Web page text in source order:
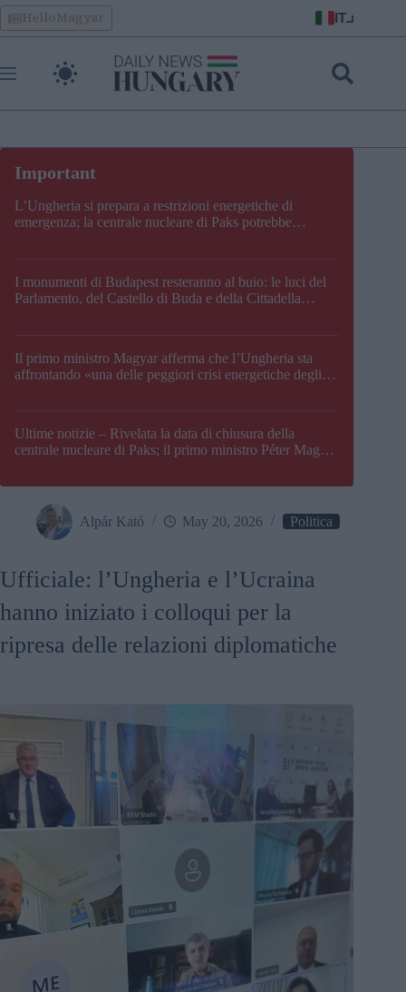
Skip
to
content
HelloMagyar IT
L’Ungheria si prepara a restrizioni energetiche di
emergenza; la centrale nucleare di Paks potrebbe
I monumenti di Budapest resteranno al buio: le luci del
Parlamento, del Castello di Buda e della Cittadella
Il primo ministro Magyar afferma che l’Ungheria sta
affrontando «una delle peggiori crisi energetiche degli
Ultime notizie – Rivelata la data di chiusura della
centrale nucleare di Paks; il primo ministro Péter Magyar
Alpár Kató May 20, 2026 Politica
Ufficiale: l’Ungheria e l’Ucraina
hanno iniziato i colloqui per la
ripresa delle relazioni diplomatiche